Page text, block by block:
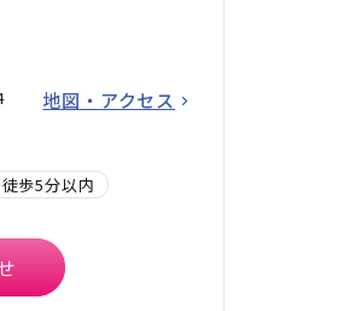
地図・アクセス
歩5分以内